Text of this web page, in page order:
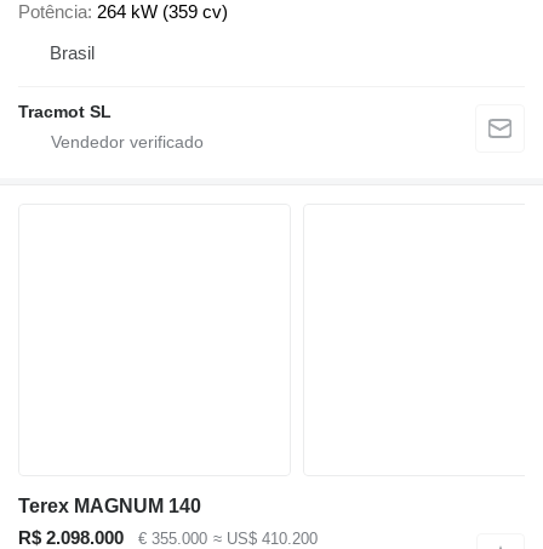
Potência 264 kW (359 cv)
Brasil
Tracmot SL
Terex MAGNUM 140
R$ 2.098.000
€ 355.000 ≈ US$ 410.200